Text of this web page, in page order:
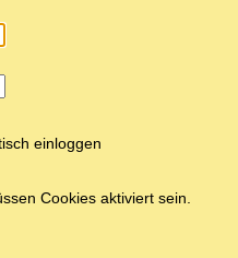
einloggen
Cookies aktiviert sein.